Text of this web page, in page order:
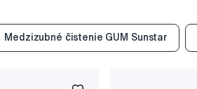
Medzizubné čistenie GUM Sunstar